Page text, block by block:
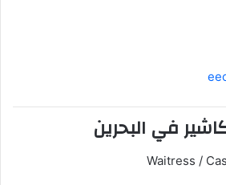
في البحرين